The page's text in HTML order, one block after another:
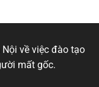
về việc đào tạo
mất gốc.